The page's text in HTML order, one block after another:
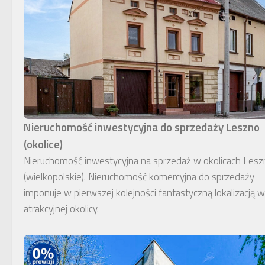
Nieruchomość inwestycyjna do sprzedaży Leszno
(okolice)
Nieruchomość inwestycyjna na sprzedaż w okolicach
(wielkopolskie). Nieruchomość komercyjna do sprzedaży
imponuje w pierwszej kolejności fantastyczną lokalizacją w
atrakcyjnej okolicy.